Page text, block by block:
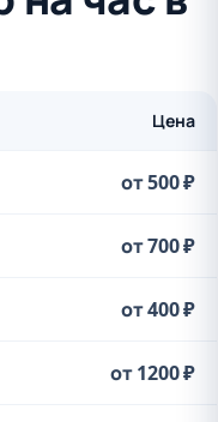
Цена
от 500 ₽
от 700 ₽
от 400 ₽
от 1200 ₽